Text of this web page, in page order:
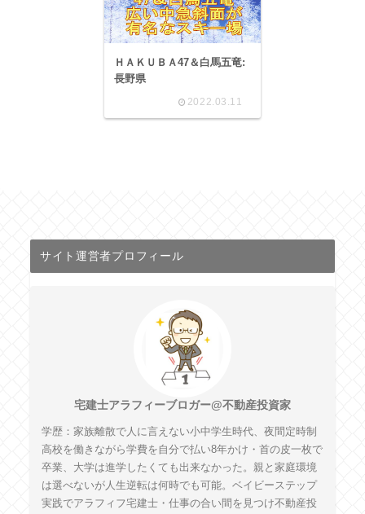
ＨＡＫＵＢＡ47＆白馬五竜:
長野県
2022.03.11
サイト運営者プロフィール
宅建士アラフィーブロガー@不動産投資家
学歴：家族離散で人に言えない小中学生時代、夜間定時制
高校を働きながら学費を自分で払い8年かけ・首の皮一枚で
卒業、大学は進学したくても出来なかった。親と家庭環境
は選べないが人生逆転は何時でも可能。ベイビーステップ
実践でアラフィフ宅建士・仕事の合い間を見つけ不動産投